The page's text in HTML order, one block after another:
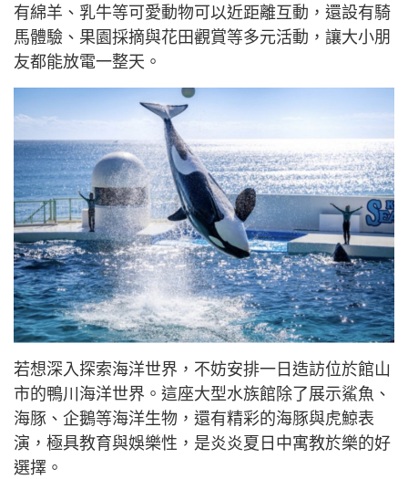
有綿羊、乳牛等可愛動物可以近距離互動，還設有騎
馬體驗、果園採摘與花田觀賞等多元活動，讓大小朋
友都能放電一整天。
若想深入探索海洋世界，不妨安排一日造訪位於館山
市的鴨川海洋世界。這座大型水族館除了展示鯊魚、
海豚、企鵝等海洋生物，還有精彩的海豚與虎鯨表
演，極具教育與娛樂性，是炎炎夏日中寓教於樂的好
選擇。